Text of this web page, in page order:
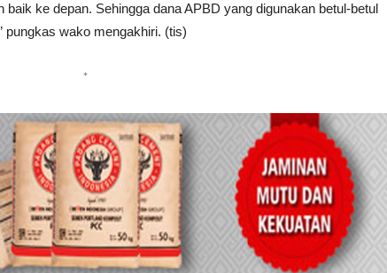
ke depan. Sehingga dana APBD yang digunakan betul-betul
pungkas wako mengakhiri. (tis)
*